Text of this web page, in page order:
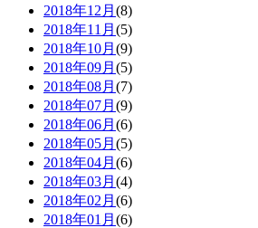
2018年12月 (8)
2018年11月 (5)
2018年10月 (9)
2018年09月 (5)
2018年08月 (7)
2018年07月 (9)
2018年06月 (6)
2018年05月 (5)
2018年04月 (6)
2018年03月 (4)
2018年02月 (6)
2018年01月 (6)